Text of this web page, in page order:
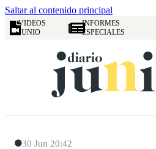
Saltar al contenido principal
VIDEOS
JUNIO
INFORMES
ESPECIALES
30 Jun 20:42